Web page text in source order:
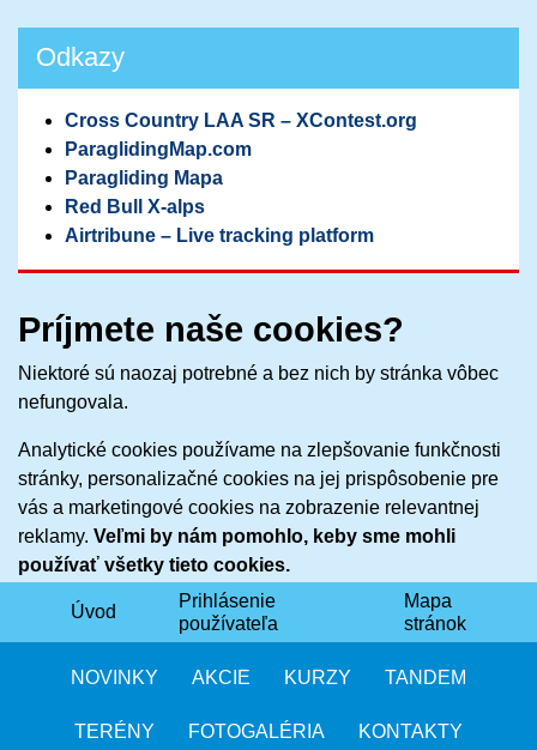
Odkazy
Cross Country LAA SR – XContest.org
ParaglidingMap­.com
Paragliding Mapa
Red Bull X-alps
Airtribune – Live tracking platform
Úvod
Prihlásenie Mapa
NOVINKY AKCIE KURZY TANDEM
TERÉNY FOTOGALÉRIA KONTAKTY
Príjmete naše cookies?
Niektoré sú naozaj potrebné a bez nich by stránka vôbec
nefungovala.
Analytické cookies používame na zlepšovanie funkčnosti
stránky, personalizačné cookies na jej prispôsobenie pre
vás a marketingové cookies na zobrazenie relevantnej
reklamy. Veľmi by nám pomohlo, keby sme mohli
používať všetky tieto cookies.
Nastavenie Len potrebné Prijať všetko